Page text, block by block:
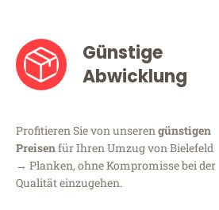
Günstige
Abwicklung
Profitieren Sie von unserengünstigen
Preisenfür Ihren Umzug von Bielefeld
→ Planken, ohne Kompromisse bei der
Qualität einzugehen.